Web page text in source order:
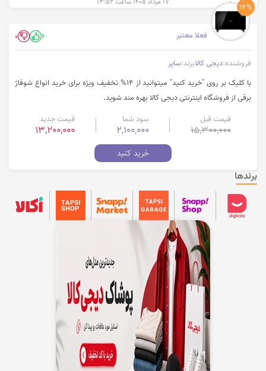
۱۷ مرداد ۱۴۰۵ ساعت ۱۳:۵۲
14%
فعلا معتبر 6
0
فروشنده:دیجی کالابرند:سایر
با کلیک بر روی "خرید کنید" میتوانید از 14% تخفیف ویژه برای خرید انواع شوفاژ
برقی از فروشگاه اینترنتی دیجی کالا بهره مند شوید.
قیمت قبل
15,300,000
سود شما
2,100,000
قیمت جدید
13,200,000
خرید کنید
برندها